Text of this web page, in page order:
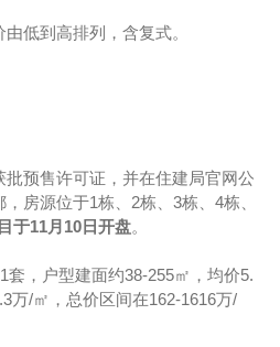
低到高排列，含复式。
预售许可证，并在住建局官网公
房源位于1栋、2栋、3栋、4栋、
于11月10日开盘。
套，户型建面约38-255㎡，均价5.
万/㎡，总价区间在162-1616万/